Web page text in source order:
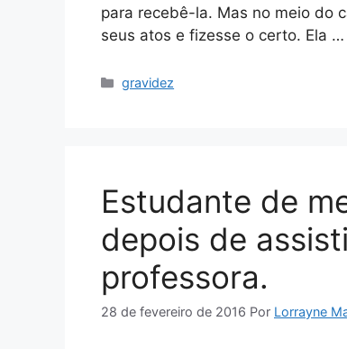
para recebê-la. Mas no meio do
seus atos e fizesse o certo. Ela …
Categorias
gravidez
Estudante de
depois de
professora.
28 de fevereiro de 2016 Por Lorrayne